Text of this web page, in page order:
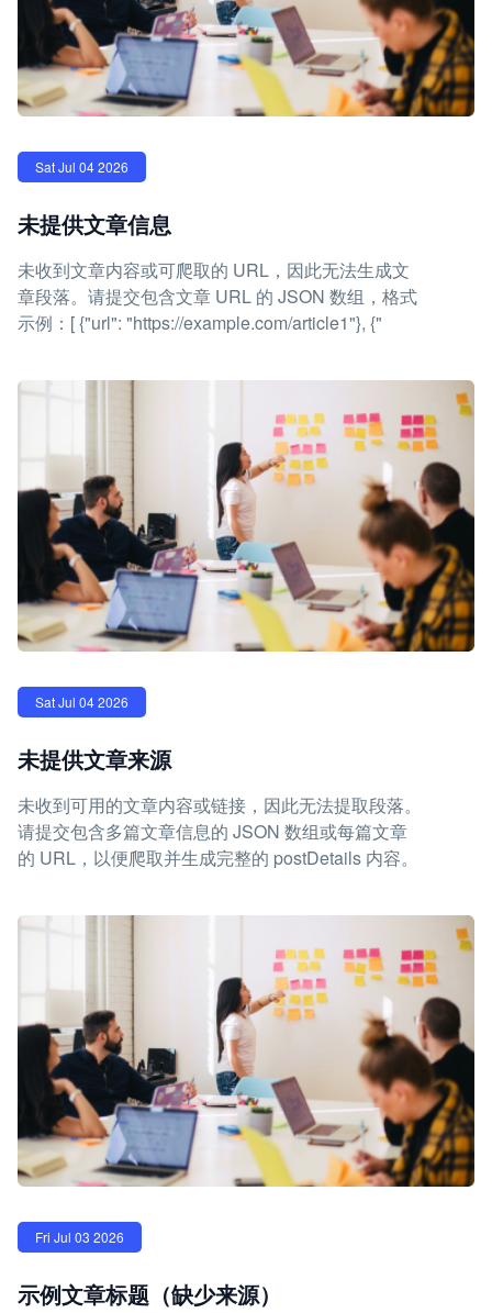
Sat Jul 04 2026
未提供文章信息
未收到文章内容或可爬取的 URL，因此无法生成文
章段落。请提交包含文章 URL 的 JSON 数组，格式
示例：[ {"url": "https://example.com/article1"}, {"
Sat Jul 04 2026
未提供文章来源
未收到可用的文章内容或链接，因此无法提取段落。
请提交包含多篇文章信息的 JSON 数组或每篇文章
的 URL，以便爬取并生成完整的 postDetails 内容。
Fri Jul 03 2026
示例文章标题（缺少来源）